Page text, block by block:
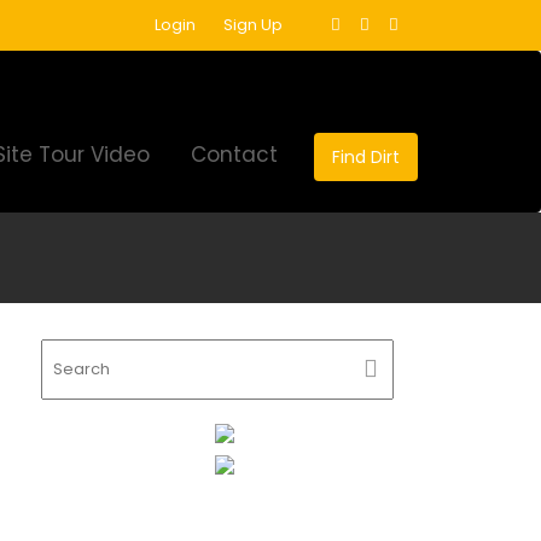
Login Sign Up
Find Dirt
Tour Video Contact